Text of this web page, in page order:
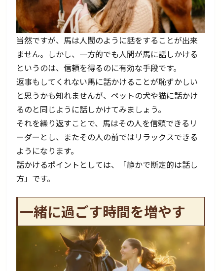
当然ですが、馬は人間のように話をすることが出来
ません。しかし、一方的でも人間が馬に話しかける
というのは、信頼を得るのに有効な手段です。
返事もしてくれない馬に話かけることが恥ずかしい
と思うかも知れませんが、ペットの犬や猫に話かけ
るのと同じように話しかけてみましょう。
それを繰り返すことで、馬はその人を信頼できるリ
ーダーとし、またその人の前ではリラックスできる
ようになります。
話かけるポイントとしては、「静かで断定的は話し
方」です。
一緒に過ごす時間を増やす